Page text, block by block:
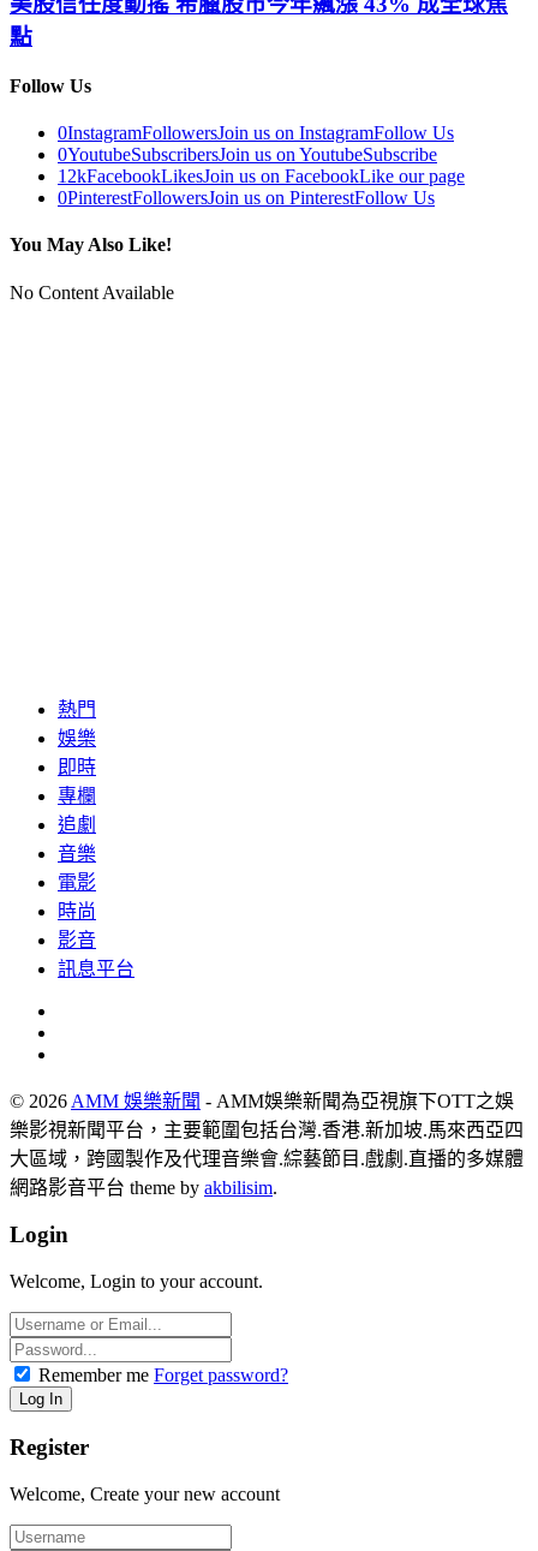
點
Follow Us
0InstagramFollowersJoin us on InstagramFollow Us
0YoutubeSubscribersJoin us on YoutubeSubscribe
12kFacebookLikesJoin us on FacebookLike our page
0PinterestFollowersJoin us on PinterestFollow Us
You May Also Like!
No Content Available
熱門
娛樂
即時
專欄
追劇
音樂
電影
時尚
影音
訊息平台
© 2026 AMM 娛樂新聞 - AMM娛樂新聞為亞視旗下OTT之娛
樂影視新聞平台，主要範圍包括台灣.香港.新加坡.馬來西亞四
大區域，跨國製作及代理音樂會.綜藝節目.戲劇.直播的多媒體
網路影音平台 theme by akbilisim.
Login
Welcome, Login to your account.
Remember me Forget password?
Register
Welcome, Create your new account